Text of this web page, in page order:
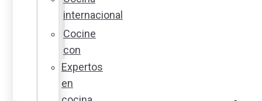
internacional
Cocine
con
Expertos
en